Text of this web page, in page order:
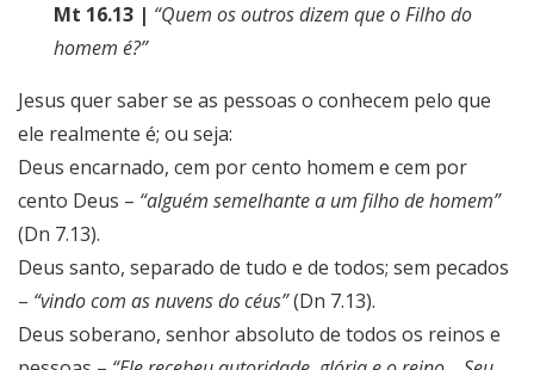
Mt 16.13 | “Quem os outros dizem que o Filho do
homem é?”
Jesus quer saber se as pessoas o conhecem pelo que
ele realmente é; ou seja:
Deus encarnado, cem por cento homem e cem por
cento Deus – “alguém semelhante a um filho de homem”
(Dn 7.13).
Deus santo, separado de tudo e de todos; sem pecados
– “vindo com as nuvens do céus”(Dn 7.13).
Deus soberano, senhor absoluto de todos os reinos e